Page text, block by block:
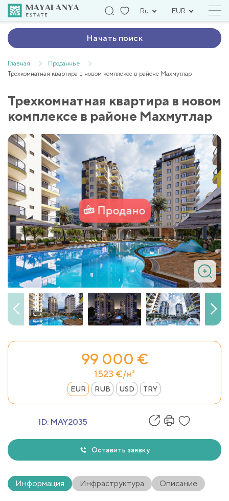
Ru EUR
Начать поиск
Главная
Проданные
Трехкомнатная квартира в новом комплексе в районе Махмутлар
Трехкомнатная квартира в новом
комплексе в районе Махмутлар
Продано
99 000 €
1523 €/м²
EUR RUB USD TRY
ID: MAY2035
Оставить заявку
Информация Инфраструктура Описание